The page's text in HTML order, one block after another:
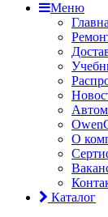
Меню
О
Каталог